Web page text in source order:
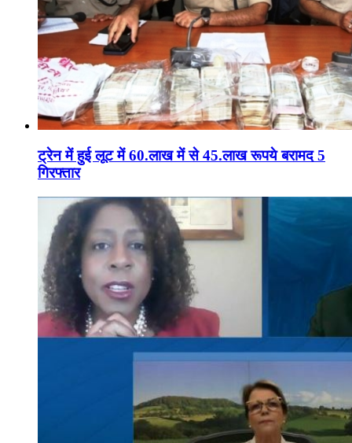
ट्रेन में हुई लूट में 60.लाख में से 45.लाख रूपये बरामद 5
गिरफ्तार